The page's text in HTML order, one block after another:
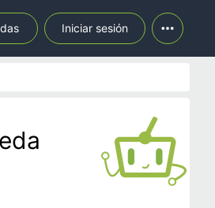
Iniciar sesión